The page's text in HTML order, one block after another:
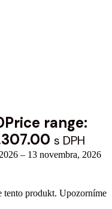
Price range:
s DPH
– 13 novembra, 2026
tento produkt. Upozorníme